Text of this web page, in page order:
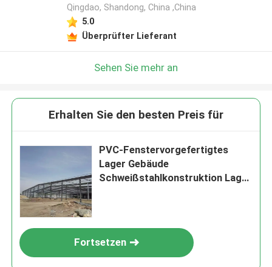
Qingdao, Shandong, China ,China
5.0
Überprüfter Lieferant
Sehen Sie mehr an
Erhalten Sie den besten Preis für
PVC-Fenstervorgefertigtes
Lager Gebäude
Schweißstahlkonstruktion Lager
Fortsetzen